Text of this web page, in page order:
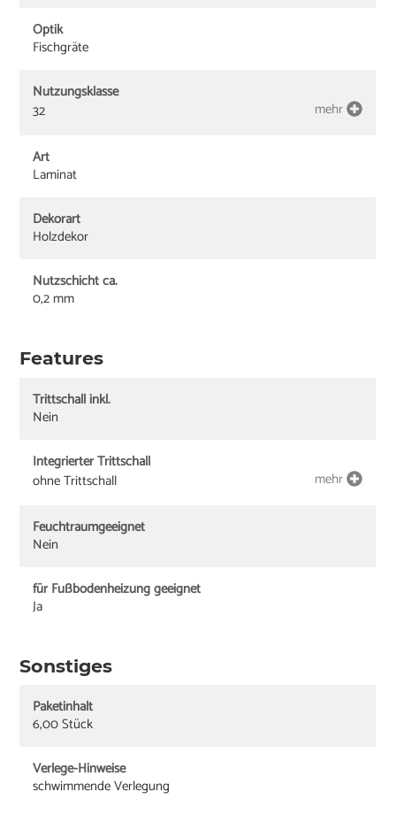
Optik
Fischgräte
Nutzungsklasse
32
mehr
Art
Laminat
Dekorart
Holzdekor
Nutzschicht ca.
0,2 mm
Features
Trittschall inkl.
Nein
Integrierter Trittschall
ohne Trittschall
mehr
Feuchtraumgeeignet
Nein
für Fußbodenheizung geeignet
Ja
Sonstiges
Paketinhalt
6,00 Stück
Verlege-Hinweise
schwimmende Verlegung